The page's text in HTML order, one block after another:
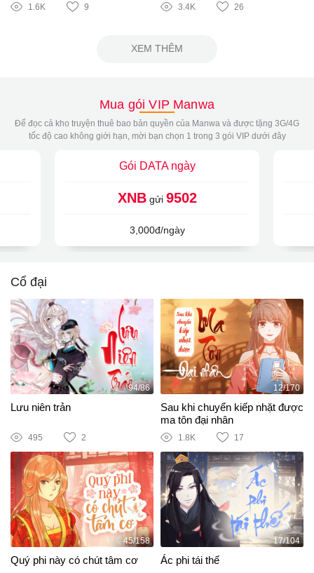
1.6K 9 3.4K 26
XEM THÊM
Mua gói VIP Manwa
Để đọc cả kho truyện thuê bao bản quyền của Manwa và được tặng 3G/4G
tốc độ cao không giới hạn, mời bạn chọn 1 trong 3 gói VIP dưới đây
Gói DATA ngày
XNBgửi 9502
3,000đ/ngày
Cổ đại
94/86
Lưu niên trản
495 2
12/170
Sau khi chuyển kiếp nhặt được
ma tôn đại nhân
1.8K 17
45/158
Quý phi này có chút tâm cơ
17/104
Ác phi tái thế